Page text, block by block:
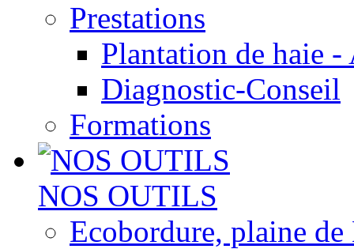
Prestations
Plantation de haie
Diagnostic-Conseil
Formations
NOS OUTILS
Ecobordure, plaine de